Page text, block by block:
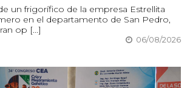
un frigorífico de la empresa Estrellita
en el departamento de San Pedro,
op [...]
06/08/2026